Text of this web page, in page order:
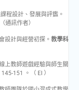
程設計、發展與評鑑。
通訊作者）
設計與經營初探。 教學科
上教師遊戲經驗與師生關
151 。（ EI ）